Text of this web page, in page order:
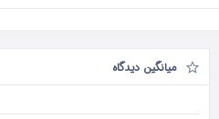
میانگین دیدگاه